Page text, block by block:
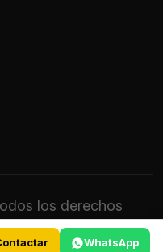
WhatsApp
los derechos